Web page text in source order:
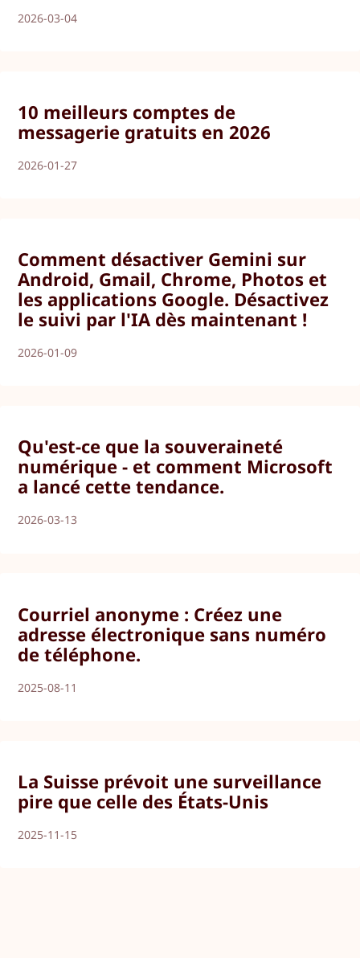
2026-03-04
10 meilleurs comptes de
messagerie gratuits en 2026
2026-01-27
Comment désactiver Gemini sur
Android, Gmail, Chrome, Photos et
les applications Google. Désactivez
le suivi par l'IA dès maintenant !
2026-01-09
Qu'est-ce que la souveraineté
numérique - et comment Microsoft
a lancé cette tendance.
2026-03-13
Courriel anonyme : Créez une
adresse électronique sans numéro
de téléphone.
2025-08-11
La Suisse prévoit une surveillance
pire que celle des États-Unis
2025-11-15